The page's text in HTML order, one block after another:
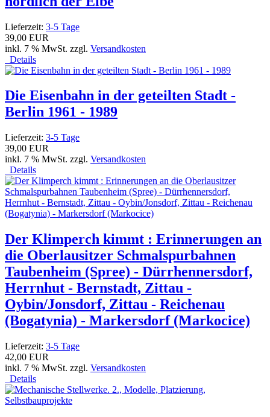
Lieferzeit: 3-5 Tage
39,00 EUR
inkl. 7 % MwSt. zzgl. Versandkosten
Details
Die Eisenbahn in der geteilten Stadt -
Berlin 1961 - 1989
Lieferzeit: 3-5 Tage
39,00 EUR
inkl. 7 % MwSt. zzgl. Versandkosten
Details
Der Klimperch kimmt : Erinnerungen an
die Oberlausitzer Schmalspurbahnen
Taubenheim (Spree) - Dürrhennersdorf,
Herrnhut - Bernstadt, Zittau -
Oybin/Jonsdorf, Zittau - Reichenau
(Bogatynia) - Markersdorf (Markocice)
Lieferzeit: 3-5 Tage
42,00 EUR
inkl. 7 % MwSt. zzgl. Versandkosten
Details